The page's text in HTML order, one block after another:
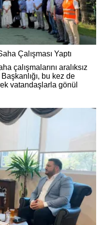
Çalışması Yaptı
çalışmalarını aralıksız
bu kez de
vatandaşlarla gönül